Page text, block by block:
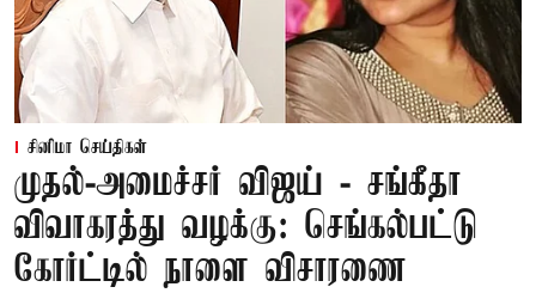
சினிமா செய்திகள்
முதல்-அமைச்சர் விஜய் - சங்கீதா
விவாகரத்து வழக்கு: செங்கல்பட்டு
கோர்ட்டில் நாளை விசாரணை